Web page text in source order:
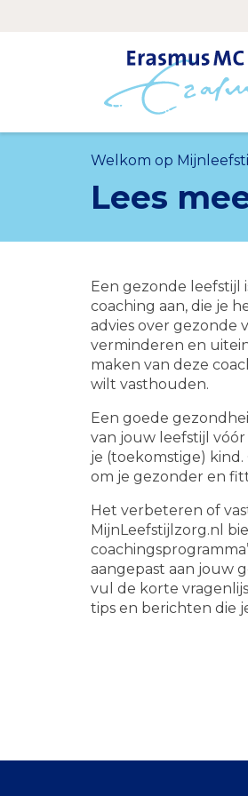
Welkom op
Lees
Een gezonde leefstijl
coaching aan, die je
advies over gezonde
verminderen en
maken van deze
wilt vasthouden.
Een goede
van jouw leefstijl
je (toekomstige)
om je gezonder en
Het verbeteren of
MijnLeefstijlzorg.nl
aangepast aan jouw
vul de korte
tips en berichten die